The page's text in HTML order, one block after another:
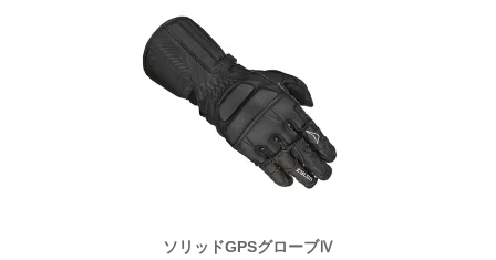
ソリッドGPSグローブⅣ